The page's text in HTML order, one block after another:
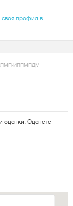
своя профил в
ИППМПДМ
оценки. Оценете